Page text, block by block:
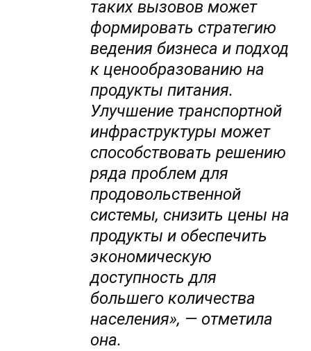
таких вызовов может
формировать стратегию
ведения бизнеса и подход
к ценообразованию на
продукты питания.
Улучшение транспортной
инфраструктуры может
способствовать решению
ряда проблем для
продовольственной
системы, снизить цены на
продукты и обеспечить
экономическую
доступность для
большего количества
населения», — отметила
она.